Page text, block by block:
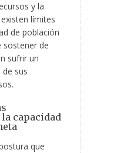
y la
límites
de población
sostener de
sufrir un
sus
capacidad
que